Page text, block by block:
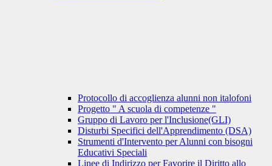
Protocollo di accoglienza alunni non italofoni
Progetto " A scuola di competenze "
Gruppo di Lavoro per l'Inclusione(GLI)
Disturbi Specifici dell'Apprendimento (DSA)
Strumenti d'Intervento per Alunni con bisogni
Educativi Speciali
Linee di Indirizzo per Favorire il Diritto allo